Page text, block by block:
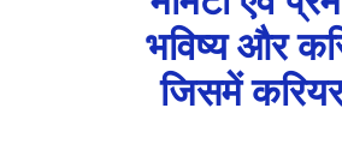
भविष्य और
जिसमें